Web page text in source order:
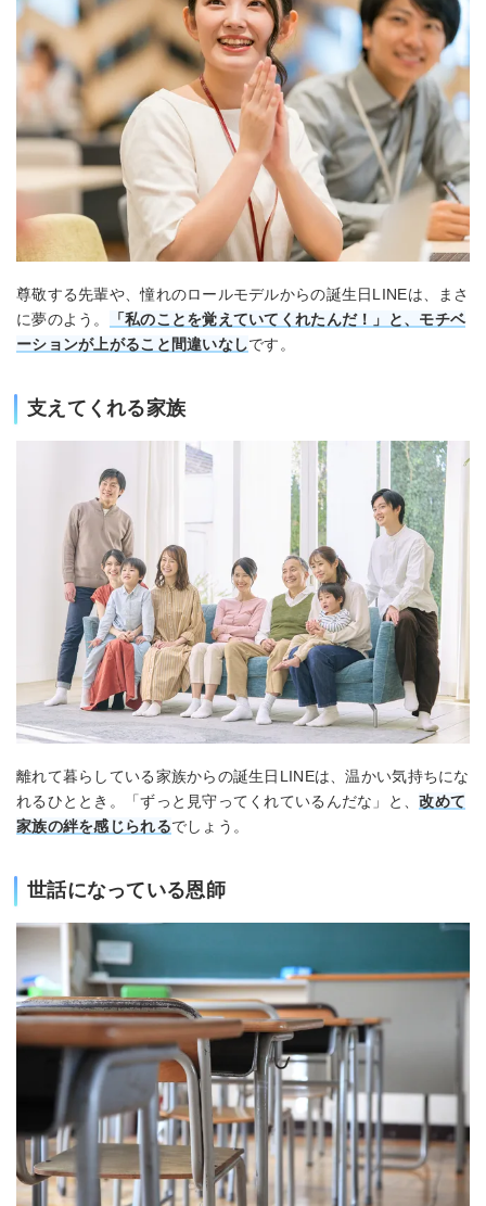
尊敬する先輩や、憧れのロールモデルからの誕生日LINEは、まさ
に夢のよう。
「私のことを覚えていてくれたんだ！」と、モチベ
ーションが上がること間違いなしです。
支えてくれる家族
離れて暮らしている家族からの誕生日LINEは、温かい気持ちにな
れるひととき。「ずっと見守ってくれているんだな」と、改めて
家族の絆を感じられるでしょう。
世話になっている恩師